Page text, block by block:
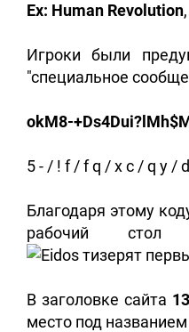
Ex: Human Revolution
Игроки были
"специальное
okM8-
5 - / ! f / f q / x c / q y /
Благодаря этому
рабочий
В заголовке сайта
место под названием